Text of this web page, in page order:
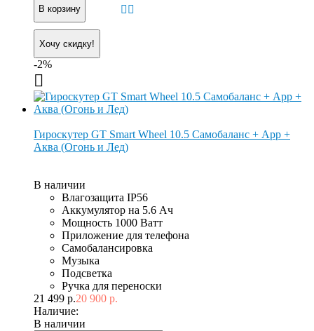
В корзину
Хочу скидку!
-2%
Гироскутер GT Smart Wheel 10.5 Самобаланс + App +
Аква (Огонь и Лед)
В наличии
Влагозащита IP56
Аккумулятор на 5.6 Ач
Мощность 1000 Ватт
Приложение для телефона
Самобалансировка
Музыка
Подсветка
Ручка для переноски
21 499 р.20 900 р.
Наличие:
В наличии